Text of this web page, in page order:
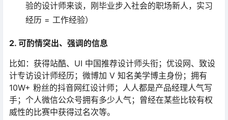
验的设计师来谈，刚毕业步入社会的职场新人，实习
经历 = 工作经验）
2. 可酌情突出、强调的信息
比如：获得站酷、UI 中国推荐设计师头衔；优设网、致设
计专访设计师经历；微博加 V 知名美学博主身份；拥有
10W+ 粉丝的抖音网红设计师；人人都是产品经理人气写
手；个人微信公众号拥有多少人气；曾经在某些比较有权
威性的比赛中获得过名次等。